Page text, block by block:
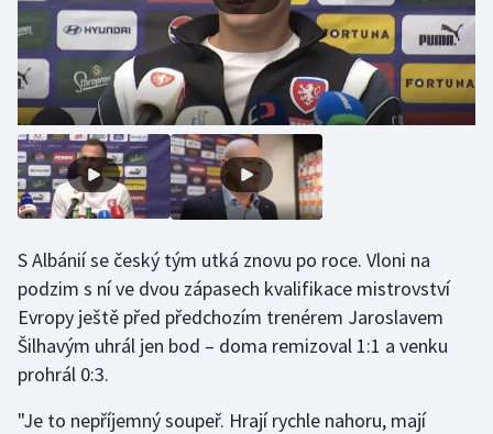
Lyže a snowboard
Moderní pětiboj
Motorsport
Olympijské hry
Parasport
Plavání
Plážový volejbal
Ragby
S Albánií se český tým utká znovu po roce. Vloni na
podzim s ní ve dvou zápasech kvalifikace mistrovství
Evropy ještě před předchozím trenérem Jaroslavem
Šilhavým uhrál jen bod – doma remizoval 1:1 a venku
prohrál 0:3.
"Je to nepříjemný soupeř. Hrají rychle nahoru, mají